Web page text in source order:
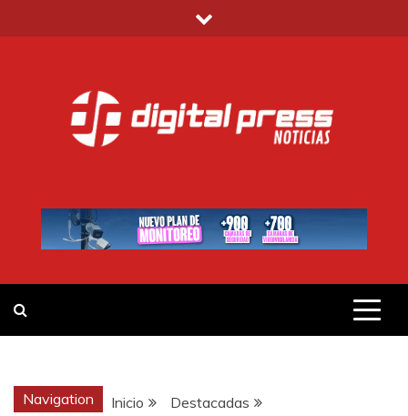
al
DIGITAL PRESS
Navigation Inicio
Destacadas